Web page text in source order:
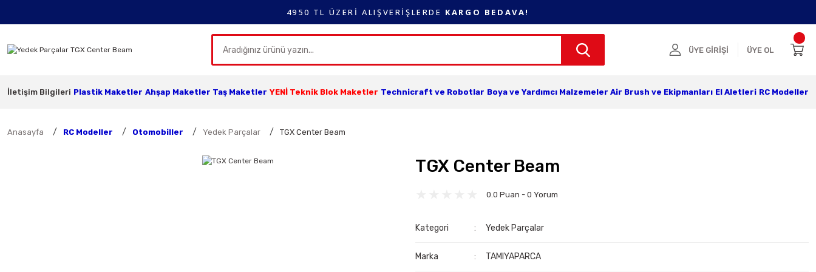
4950 TL ÜZERİ ALIŞVERİŞLERDE KARGO BEDAVA!
ÜYE GİRİŞİ ÜYE OL
İletişim Bilgileri Plastik Maketler Ahşap Maketler Taş Maketler YENİ Teknik Blok Maketler Technicraft ve Robotlar Boya ve Yardımcı Malzemeler Air Brush ve Ekipmanları El Aletleri RC Modeller
Anasayfa RC Modeller Otomobiller Yedek Parçalar TGX Center Beam
TGX Center Beam
0.0 Puan - 0 Yorum
Kategori Yedek Parçalar
Marka TAMIYAPARCA